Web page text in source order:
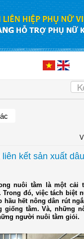
kết sản xuất
nuôi tằm là một cải
Trong đó, việc tách biệt
hầu hết nông dân rút
giống tằm. Và, những
người nuôi tằm giỏi.